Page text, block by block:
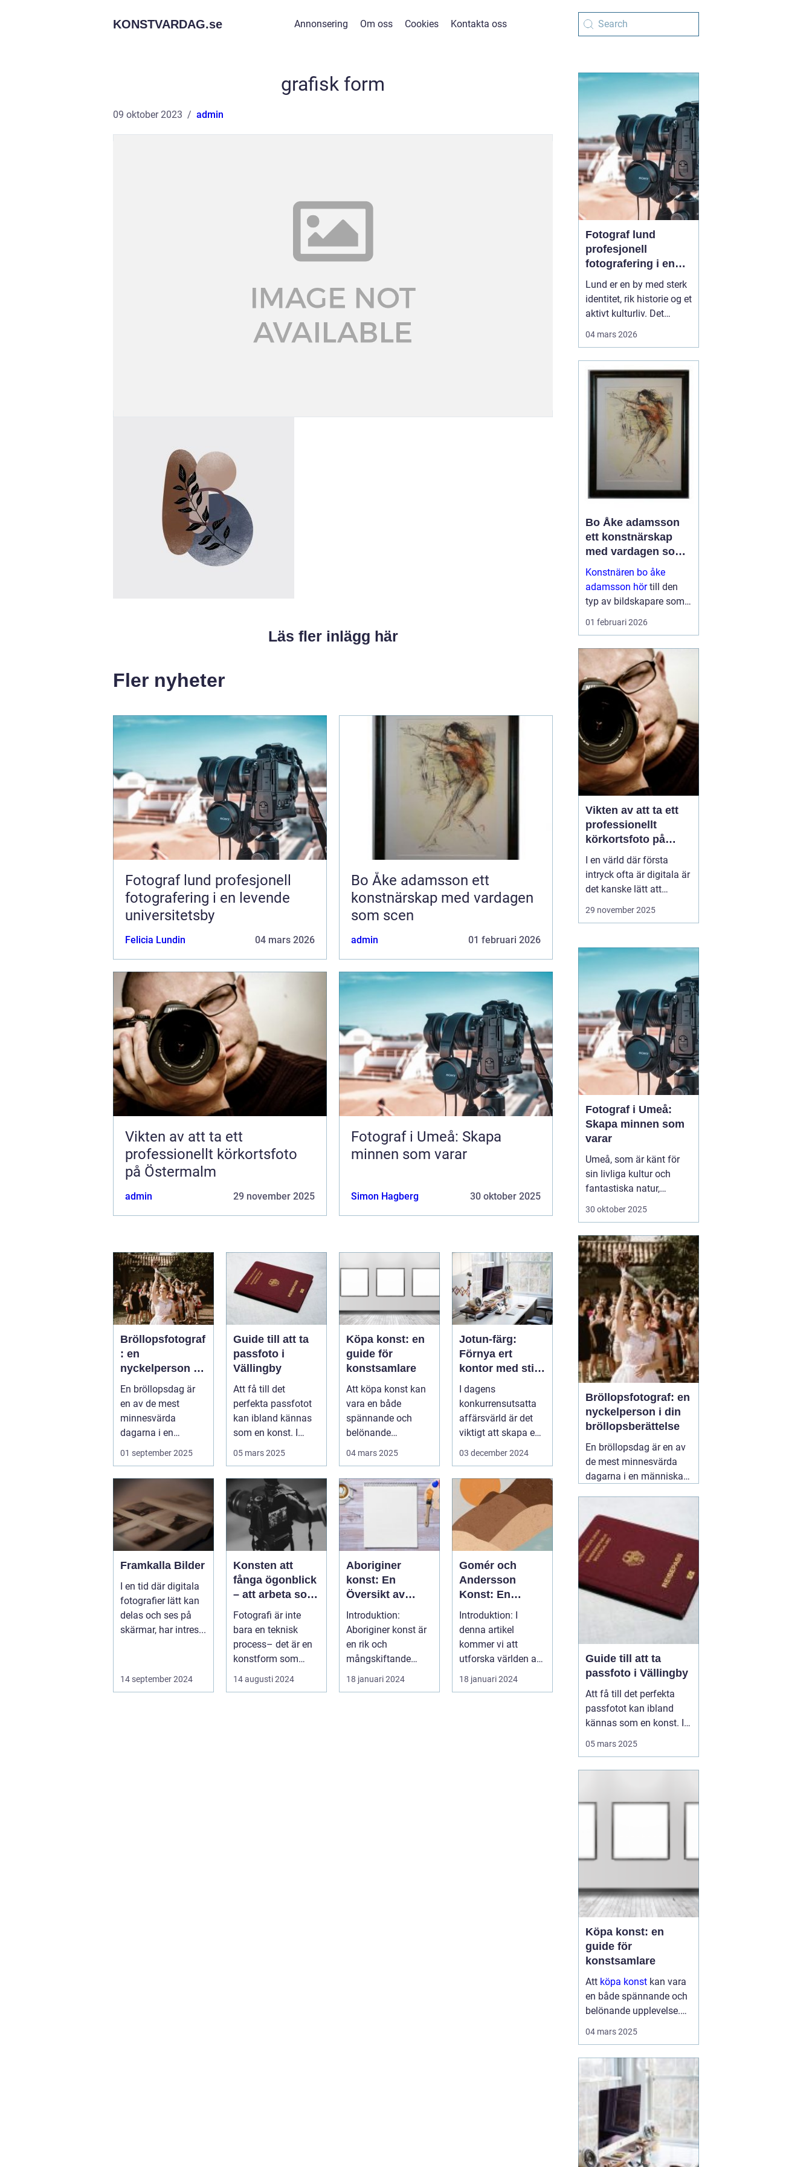
KONSTVARDAG.se Annonsering Om oss Cookies Kontakta oss
grafisk form
09 oktober 2023 admin
Läs fler inlägg här
Fler nyheter
Fotograf lund profesjonell
fotografering i en levende
universitetsby
Felicia Lundin 04 mars 2026
Bo Åke adamsson ett
konstnärskap med vardagen
som scen
admin 01 februari 2026
Vikten av att ta ett
professionellt körkortsfoto
på Östermalm
admin 29 november 2025
Fotograf i Umeå: Skapa
minnen som varar
Simon Hagberg 30 oktober 2025
Bröllopsfotograf
: en
nyckelperson i
din
bröllopsberättel
se
En bröllopsdag är
en av de mest
minnesvärda
dagarna i en
människas liv. Det
&aum...
01 september 2025
Guide till att ta
passfoto i
Vällingby
Att få till det
perfekta passfotot
kan ibland kännas
som en konst. I
05 mars 2025
Köpa konst: en
guide för
konstsamlare
Att köpa konst kan
vara en både
spännande och
belönande
04 mars 2025
Jotun-färg:
Förnya ert
kontor med stil
och enkelhet
I dagens
konkurrensutsatta
affärsvärld är det
viktigt att skapa en
arbetsmiljö s...
03 december 2024
Framkalla Bilder
I en tid där digitala
fotografier lätt kan
delas och ses på
skärmar, har intres...
14 september 2024
Konsten att
fånga ögonblick
– att arbeta som
fotograf i
Norrköping
Fotografi är inte
bara en teknisk
process– det är en
konstform som
fångar tide...
14 augusti 2024
Aboriginer
konst: En
Översikt av
Konstformen
från Australiens
Urinvånare
Introduktion:
Aboriginer konst är
en rik och
mångskiftande
konstform som
härstammar från
18 januari 2024
Gomér och
Andersson
Konst: En
Fördjupande
Översikt
Introduktion: I
denna artikel
kommer vi att
utforska världen av
Gomér och
Andersson konst,
18 januari 2024
Fotograf lund
profesjonell
fotografering i en
levende
universitetsby
Lund er en by med sterk
identitet, rik historie og et
aktivt kulturliv. Det
kunstneriske portretter
og reklamebilder til
landbruksfoto og
dokumentasjon av
forskning. Når bedrifter,
04 mars 2026
Bo Åke adamsson
ett konstnärskap
med vardagen som
scen
Konstnären bo åke
adamsson hörtill den
typ av bildskapare som
ofta upptäcks av en
galleriutställning eller
bland hundratals namn i
en webbutik. När blicken
väl fastnar st...
01 februari 2026
Vikten av att ta ett
professionellt
körkortsfoto på
Östermalm
I en värld där första
intryck ofta är digitala är
det kanske lätt att
glömma bort vikten av
en viktig del av vår
identitet. Ett k&o...
29 november 2025
Fotograf i Umeå:
Skapa minnen som
varar
Umeå, som är känt för
sin livliga kultur och
fantastiska natur,
erbjuder många tillfällen
staden för att utforska
dess kulturella
evenemang eller de
vackra norrlands...
30 oktober 2025
Bröllopsfotograf: en
nyckelperson i din
bröllopsberättelse
En bröllopsdag är en av
de mest minnesvärda
dagarna i en människas
känslosamma stunder
som man vill för evigt
bevara i minnet.
september 2025
Guide till att ta
passfoto i Vällingby
Att få till det perfekta
passfotot kan ibland
kännas som en konst. I
rät...
05 mars 2025
Köpa konst: en
guide för
konstsamlare
Att köpa konst kan vara
en både spännande och
belönande upplevelse.
att investera i något som
u...
04 mars 2025